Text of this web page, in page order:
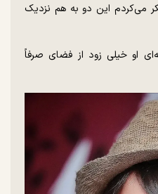
می‌کردم این دو به هم نزدیک
او خیلی زود از فضای صرفاً